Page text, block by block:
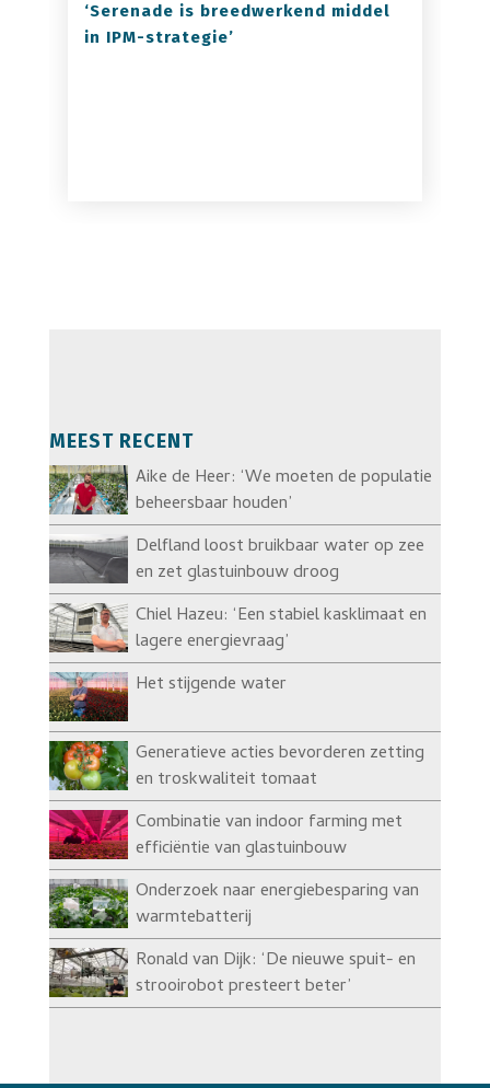
‘Serenade is breedwerkend middel
in IPM-strategie’
MEEST RECENT
Aike de Heer: ‘We moeten de populatie
beheersbaar houden’
Delfland loost bruikbaar water op zee
en zet glastuinbouw droog
Chiel Hazeu: ‘Een stabiel kasklimaat en
lagere energievraag’
Het stijgende water
Generatieve acties bevorderen zetting
en troskwaliteit tomaat
Combinatie van indoor farming met
efficiëntie van glastuinbouw
Onderzoek naar energiebesparing van
warmtebatterij
Ronald van Dijk: ‘De nieuwe spuit- en
strooirobot presteert beter’